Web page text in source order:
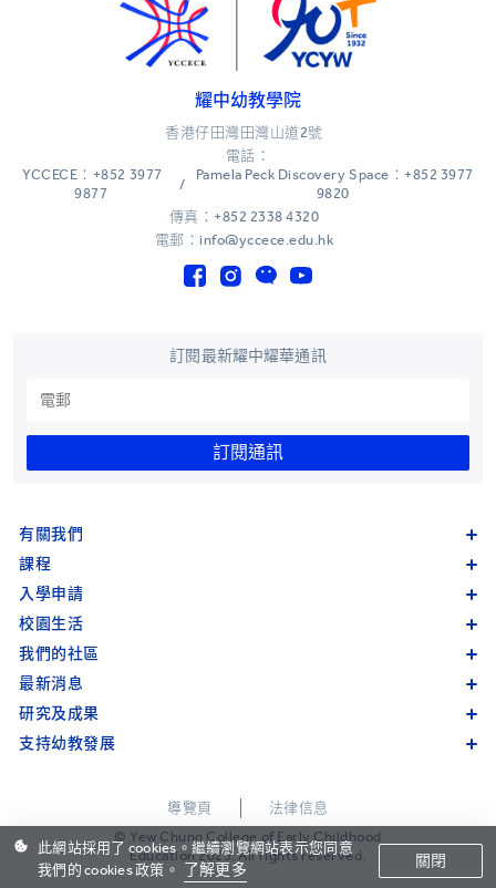
耀中幼教學院
香港仔田灣田灣山道2號
電話：
YCCECE：+852 3977
9877
/
Pamela Peck Discovery Space：+852 3977
9820
傳真：+852 2338 4320
電郵：info@yccece.edu.hk
訂閱最新耀中耀華通訊
訂閱通訊
有關我們
課程
入學申請
校園生活
我們的社區
最新消息
研究及成果
支持幼教發展
導覽頁
法律信息
© Yew Chung College of Early Childhood
Education 2023. All rights reserved.
此網站採用了 cookies。繼續瀏覽網站表示您同意
我們的 cookies 政策。 了解更多 關閉